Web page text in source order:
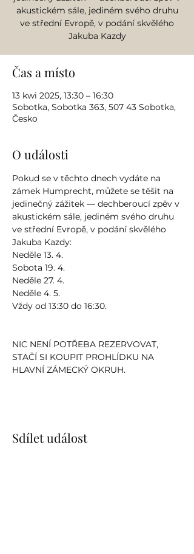
akustickém sále, jediném svého druhu
ve střední Evropě, v podání skvělého
Jakuba Kazdy
Čas a místo
13 kwi 2025, 13:30 – 16:30
Sobotka, Sobotka 363, 507 43 Sobotka,
Česko
O události
Pokud se v těchto dnech vydáte na
zámek Humprecht, můžete se těšit na
jedinečný zážitek — dechberoucí zpěv v
akustickém sále, jediném svého druhu
ve střední Evropě, v podání skvělého
Jakuba Kazdy:
Neděle 13. 4.
Sobota 19. 4.
Neděle 27. 4.
Neděle 4. 5.
Vždy od 13:30 do 16:30.
NIC NENÍ POTŘEBA REZERVOVAT,
STAČÍ SI KOUPIT PROHLÍDKU NA
HLAVNÍ ZÁMECKÝ OKRUH.
Sdílet událost